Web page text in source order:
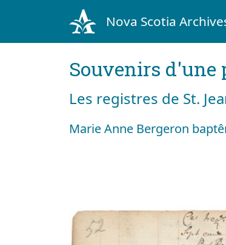
Nova Scotia
Souvenirs d'une
Les registres de St.
Marie Anne Bergeron